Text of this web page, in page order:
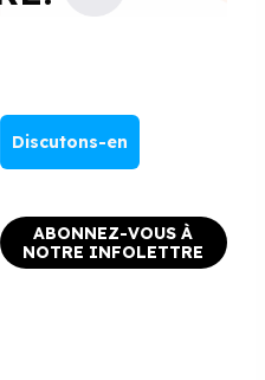
Discutons-en
ABONNEZ-VOUS À
NOTRE INFOLETTRE